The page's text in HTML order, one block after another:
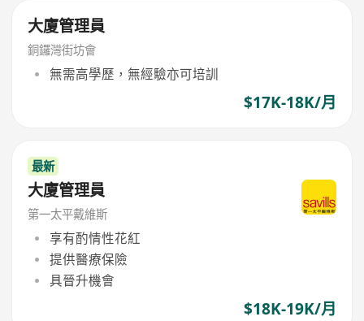
大廈管理員
銅鑼灣街坊會
無需高學歷，無經驗亦可培訓
$17K-18K/月
最新
大廈管理員
第一太平戴維斯
享有酌情性花紅
提供醫療保險
具晉升機會
$18K-19K/月